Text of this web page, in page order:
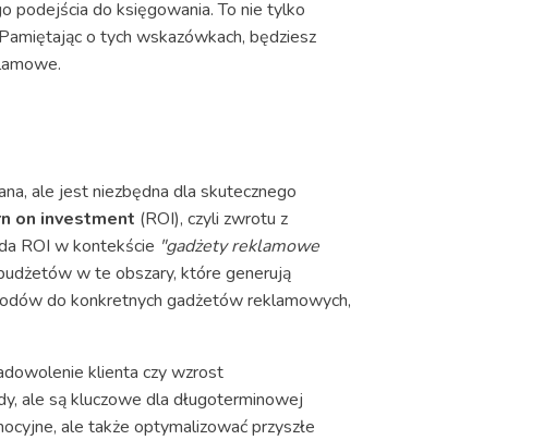
podejścia do księgowania. To nie tylko
o tych wskazówkach, będziesz
ale jest niezbędna dla skutecznego
on investment (ROI), czyli zwrotu z
ROI w kontekście "gadżety reklamowe
w te obszary, które generują
do konkretnych gadżetów reklamowych,
klienta czy wzrost
ale są kluczowe dla długoterminowej
ale także optymalizować przyszłe